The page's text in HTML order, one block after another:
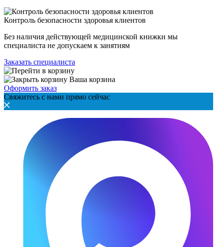
Контроль безопасности здоровья клиентов
Без наличия действующей медицинской книжки мы
специалиста не допускаем к занятиям
Заказать специалиста
Ваша корзина
Оформить заказ
Свяжитесь с нами прямо сейчас